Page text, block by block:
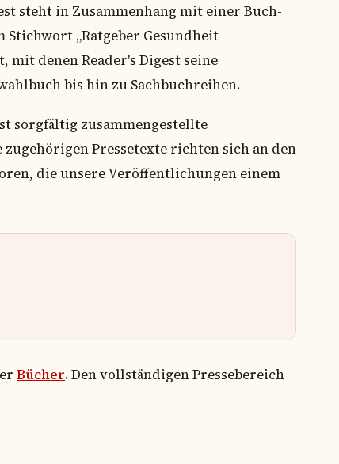
steht in Zusammenhang mit einer Buch-
„Ratgeber Gesundheit
denen Reader's Digest seine
bis hin zu Sachbuchreihen.
sorgfältig zusammengestellte
Pressetexte richten sich an den
die unsere Veröffentlichungen einem
Bücher. Den vollständigen Pressebereich